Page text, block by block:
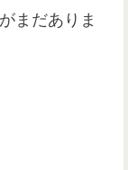
まだありま